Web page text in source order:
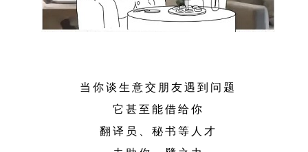
当你谈生意交朋友遇到问题
它甚至能借给你
翻译员、秘书等人才